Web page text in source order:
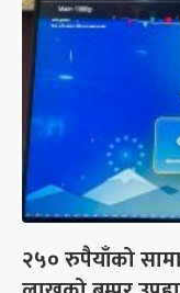
२५० रुपैयाँको